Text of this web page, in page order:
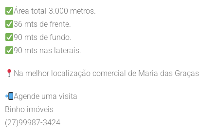
Área total 3.000 metros.
36 mts de frente.
90 mts de fundo.
90 mts nas laterais.
Na melhor localização comercial de Maria das Graças
Agende uma visita
Binho imóveis
(27)99987-3424